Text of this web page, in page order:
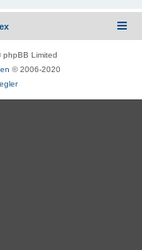
Limited
© 2006-2020